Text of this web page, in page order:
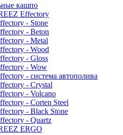
кашпо
Effectory
- Stone
- Beton
- Metal
- Wood
- Gloss
- Wow
- система автополива
- Crystal
- Volcano
- Corten Steel
- Black Stone
- Quartz
ERGO